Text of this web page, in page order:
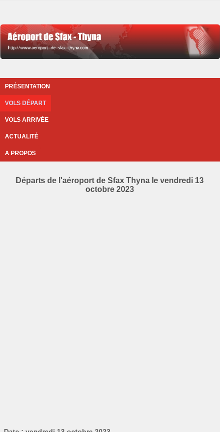
PRÉSENTATION
VOLS DÉPART
VOLS ARRIVÉE
ACTUALITÉ
A PROPOS
Départs de l'aéroport de Sfax Thyna le vendredi 13
octobre 2023